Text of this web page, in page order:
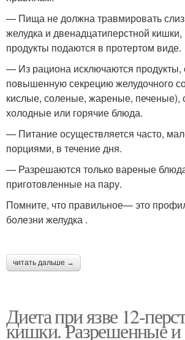
— Пища не должна травмировать
желудка и двенадцатиперстной
продукты подаются в протертом виде.
— Из рациона исключаются
повышенную секрецию желудочного
кислые, соленые, жареные, печеные),
холодные или горячие блюда.
— Питание осуществляется часто,
порциями, в течение дня.
— Разрешаются только вареные
приготовленные на пару.
Помните, что правильное— это
болезни желудка .
читать дальше →
Диета при язве 12-
кишки. Разрешенные и